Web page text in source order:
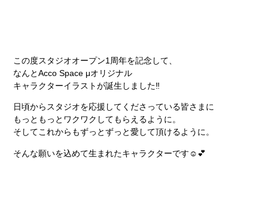
この度スタジオオープン1周年を記念して、
なんとAcco Space μオリジナル
キャラクターイラストが誕生しました‼️
日頃からスタジオを応援してくださっている皆さまに
もっともっとワクワクしてもらえるように。
そしてこれからもずっとずっと愛して頂けるように。
そんな願いを込めて生まれたキャラクターです☺️💕